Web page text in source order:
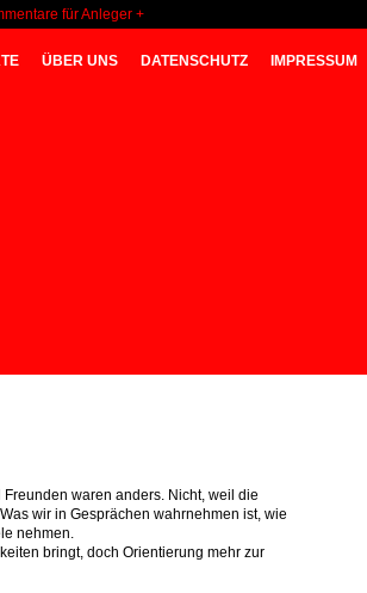
für Anleger +
ÜBER UNS DATENSCHUTZ IMPRESSUM
waren anders. Nicht, weil die
wir in Gesprächen wahrnehmen ist, wie
nehmen.
bringt, doch Orientierung mehr zur